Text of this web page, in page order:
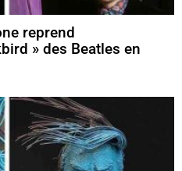
reprend
» des Beatles en